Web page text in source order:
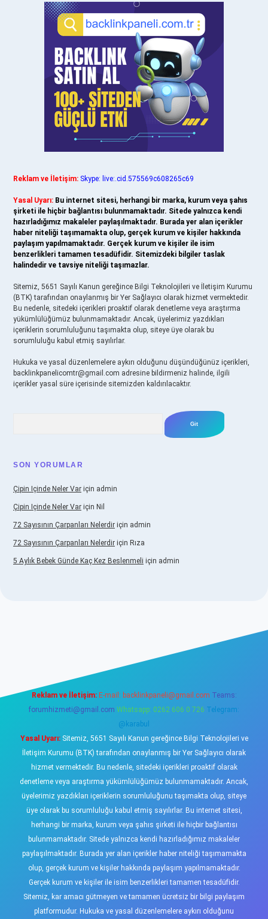
Reklam ve İletişim: Skype: live:.cid.575569c608265c69
Yasal Uyarı: Bu internet sitesi, herhangi bir marka, kurum veya şahıs
şirketi ile hiçbir bağlantısı bulunmamaktadır. Sitede yalnızca kendi
hazırladığımız makaleler paylaşılmaktadır. Burada yer alan içerikler
haber niteliği taşımamakta olup, gerçek kurum ve kişiler hakkında
paylaşım yapılmamaktadır. Gerçek kurum ve kişiler ile isim
benzerlikleri tamamen tesadüfidir. Sitemizdeki bilgiler taslak
halindedir ve tavsiye niteliği taşımazlar.
Sitemiz, 5651 Sayılı Kanun gereğince Bilgi Teknolojileri ve İletişim Kurumu
(BTK) tarafından onaylanmış bir Yer Sağlayıcı olarak hizmet vermektedir.
Bu nedenle, sitedeki içerikleri proaktif olarak denetleme veya araştırma
yükümlülüğümüz bulunmamaktadır. Ancak, üyelerimiz yazdıkları
içeriklerin sorumluluğunu taşımakta olup, siteye üye olarak bu
sorumluluğu kabul etmiş sayılırlar.
Hukuka ve yasal düzenlemelere aykırı olduğunu düşündüğünüz içerikleri,
backlinkpanelicomtr@gmail.com adresine bildirmeniz halinde, ilgili
içerikler yasal süre içerisinde sitemizden kaldırılacaktır.
SON YORUMLAR
Çipin Içinde Neler Var için admin
Çipin Içinde Neler Var için Nil
72 Sayısının Çarpanları Nelerdir için admin
72 Sayısının Çarpanları Nelerdir için Rıza
5 Aylık Bebek Günde Kaç Kez Beslenmeli için admin
Reklam ve İletişim: E-mail: backlinkpaneli@gmail.com Teams:
forumhizmeti@gmail.com Whatsapp: 0262 606 0 726 Telegram:
@karabul
Yasal Uyarı:Sitemiz, 5651 Sayılı Kanun gereğince Bilgi Teknolojileri ve
İletişim Kurumu (BTK) tarafından onaylanmış bir Yer Sağlayıcı olarak
hizmet vermektedir. Bu nedenle, sitedeki içerikleri proaktif olarak
denetleme veya araştırma yükümlülüğümüz bulunmamaktadır. Ancak,
üyelerimiz yazdıkları içeriklerin sorumluluğunu taşımakta olup, siteye
üye olarak bu sorumluluğu kabul etmiş sayılırlar. Bu internet sitesi,
herhangi bir marka, kurum veya şahıs şirketi ile hiçbir bağlantısı
bulunmamaktadır. Sitede yalnızca kendi hazırladığımız makaleler
paylaşılmaktadır. Burada yer alan içerikler haber niteliği taşımamakta
olup, gerçek kurum ve kişiler hakkında paylaşım yapılmamaktadır.
Gerçek kurum ve kişiler ile isim benzerlikleri tamamen tesadüfidir.
Sitemiz, kar amacı gütmeyen ve tamamen ücretsiz bir bilgi paylaşım
platformudur. Hukuka ve yasal düzenlemelere aykırı olduğunu